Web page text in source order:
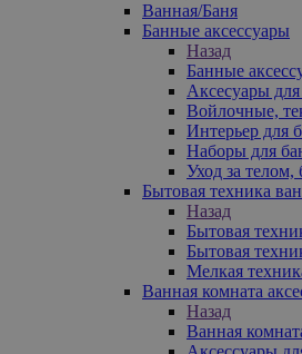
Ванная/Баня
Банные аксессуары
Назад
Банные
Аксесуары
Войлочные,
Интерьер для
Наборы для
Уход за телом,
Бытовая техника
Назад
Бытовая
Бытовая
Мелкая
Ванная комната
Назад
Ванная